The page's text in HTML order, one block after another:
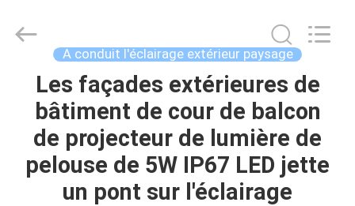
MAISON
PRODUITS
VIDÉOS
Ming
Feng
A conduit l'éclairage extérieur paysage
Les façades extérieures de
bâtiment de cour de balcon
de projecteur de lumière de
pelouse de 5W IP67 LED jette
un pont sur l'éclairage